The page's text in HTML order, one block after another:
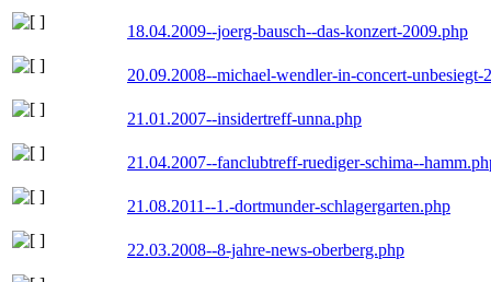
18.04.2009--joerg-bausch--das-konzert-2009.php
20.09.2008--michael-wendler-in-concert-unbesiegt-
21.01.2007--insidertreff-unna.php
21.04.2007--fanclubtreff-ruediger-schima--
21.08.2011--1.-dortmunder-schlagergarten.php
22.03.2008--8-jahre-news-oberberg.php